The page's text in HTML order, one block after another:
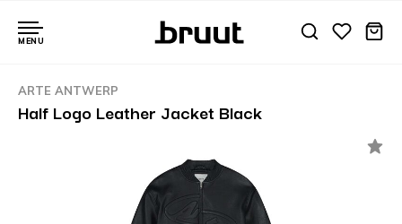
MENU
ARTE ANTWERP
Half Logo Leather Jacket Black